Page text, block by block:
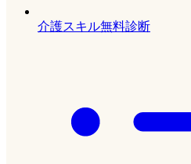
介護スキル無料診断